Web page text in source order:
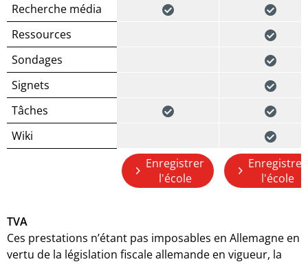
Recherche média
Ressources
Sondages
Signets
Tâches
Wiki
Enregistrer
l'école
Enregistrer
l'école
TVA
Ces prestations n’étant pas imposables en Allemagne en
vertu de la législation fiscale allemande en vigueur, la